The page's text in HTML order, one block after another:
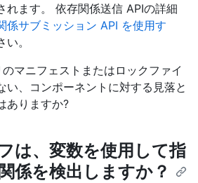
れます。 依存関係送信 APIの詳細
係サブミッション API を使用す
。
のマニフェストまたはロックファイ
い、コンポーネントに対する見落と
ありますか?
は、変数を使用して指
係を検出しますか？